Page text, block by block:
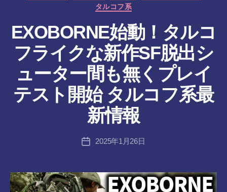
ト
VTuber
さ
む
げ
た
ん
テ
リ
ー
タルコフ系
EXOBORNE始動！タルコ
フライクな新作SF脱出シ
ューター間も無くプレイ
テスト開始 タルコフ系最
新情報
投
稿
作
成
者
:
a
8-
vr
投
2025年1月26日